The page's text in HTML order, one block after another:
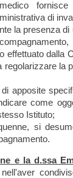
fornisce
di
la presenza di
effettuato dalla
regolarizzare la
apposite
come
Istituto;
si
e la d.ssa